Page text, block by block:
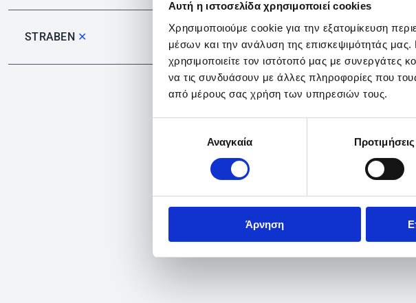
Αυτή η ιστοσελίδα χρησιμοποιεί cookies
Χρησιμοποιούμε cookie για την εξατομίκευση
μέσων και την ανάλυση της επισκεψιμότητάς
χρησιμοποιείτε τον ιστότοπό μας με συνεργάτες
να τις συνδυάσουν με άλλες πληροφορίες που
από μέρους σας χρήση των υπηρεσιών τους.
συγκατάθεσηςΑναγκαία Προτιμήσεις
Άρνηση
STRABEN ✕